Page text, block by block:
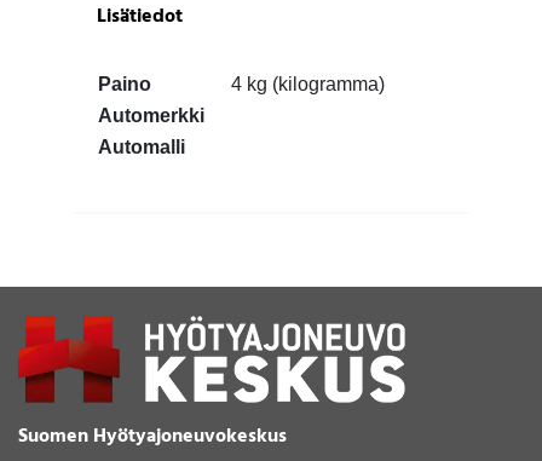
Lisätiedot
Paino
4 kg (kilogramma)
Automerkki
Automalli
Suomen Hyötyajoneuvokeskus